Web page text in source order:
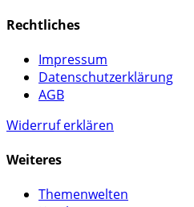
Rechtliches
Impressum
Datenschutzerklärung
AGB
Widerruf erklären
Weiteres
Themenwelten